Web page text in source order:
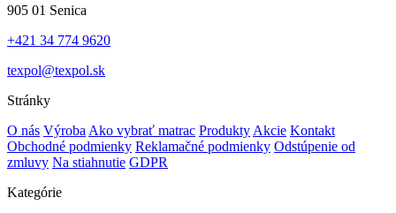
905 01 Senica
+421 34 774 9620
texpol@texpol.sk
Stránky
O nás Výroba Ako vybrať matrac Produkty Akcie Kontakt
Obchodné podmienky Reklamačné podmienky Odstúpenie od
zmluvy Na stiahnutie GDPR
Kategórie